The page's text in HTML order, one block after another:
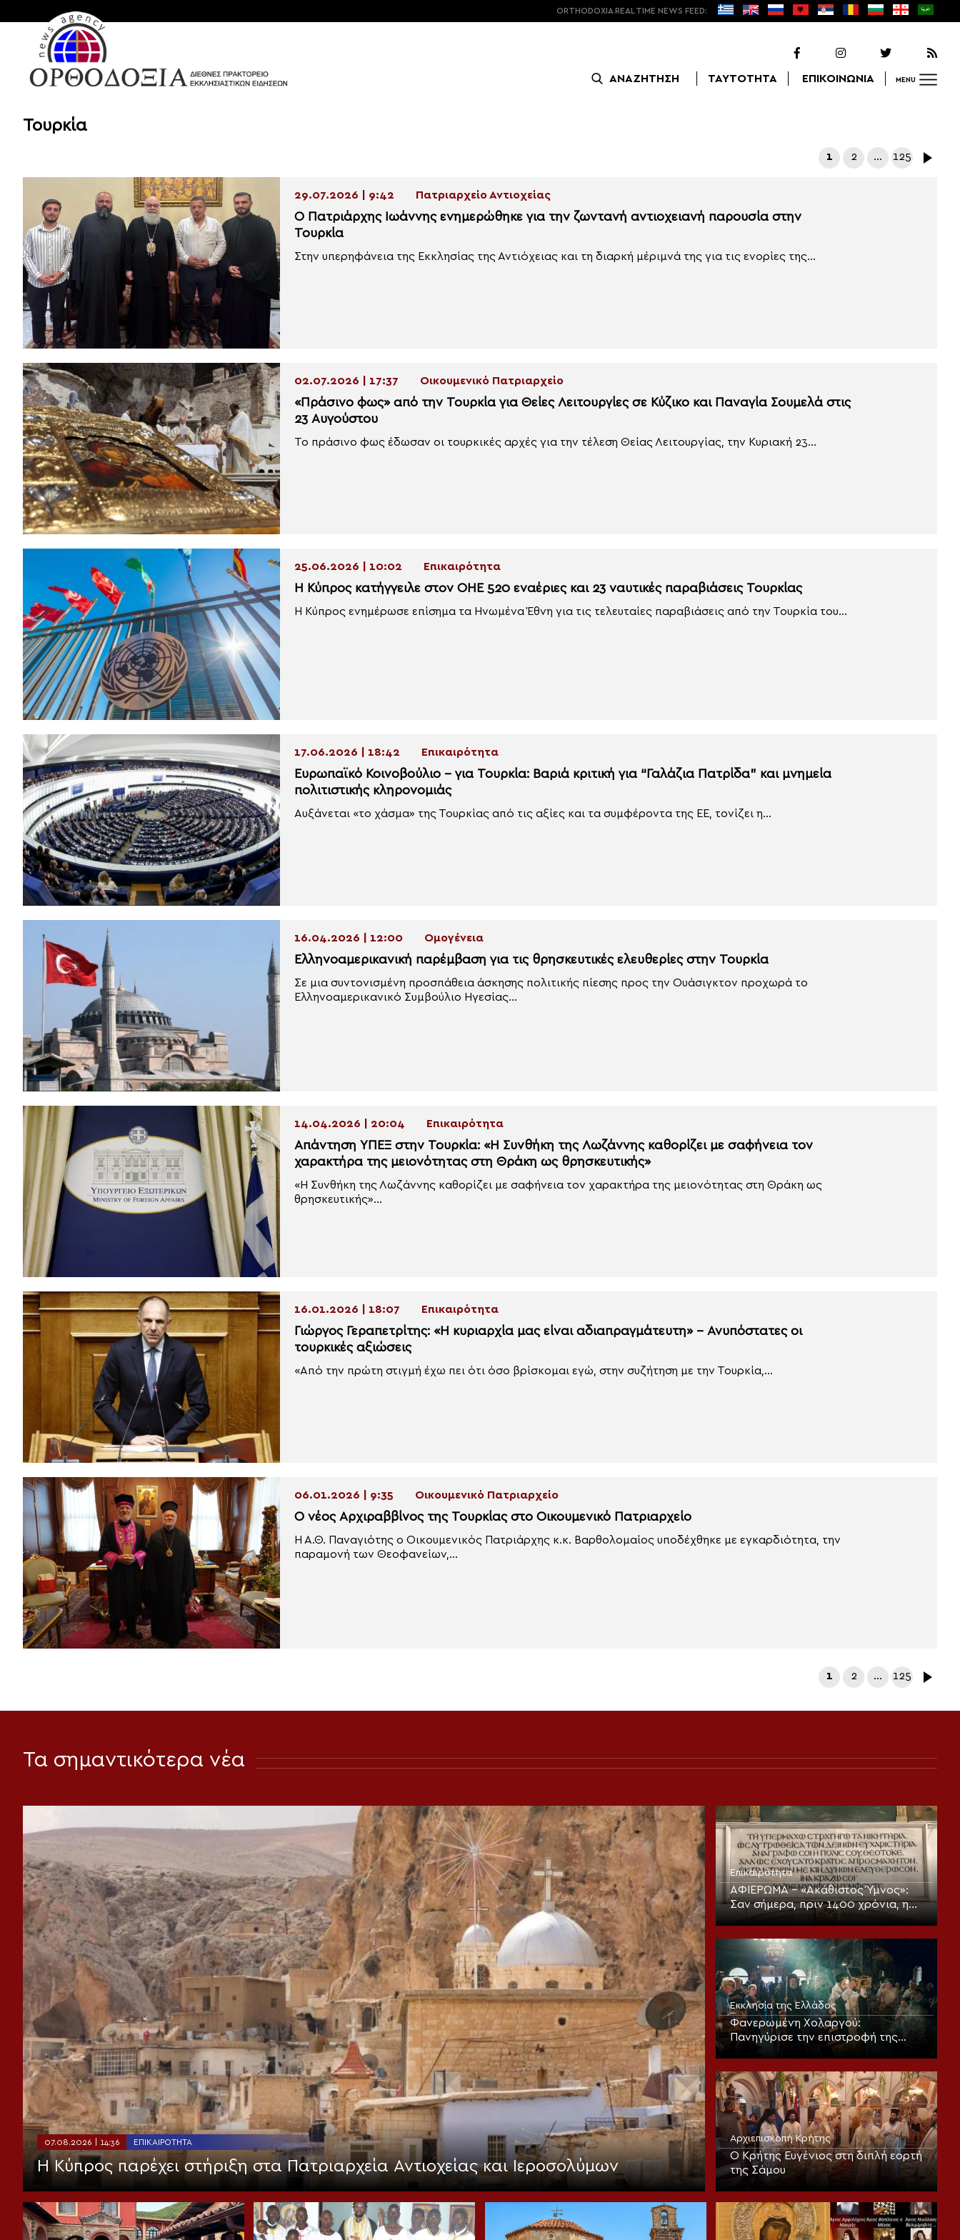
ORTHODOXIA REAL TIME NEWS FEED:
ΑΝΑΖΗΤΗΣΗ ΤΑΥΤΟΤΗΤΑ ΕΠΙΚΟΙΝΩΝΙΑ MENU
Τουρκία
1 2 … 125
29.07.2026 | 9:42 Πατριαρχείο Αντιοχείας
Ο Πατριάρχης Ιωάννης ενημερώθηκε για την ζωντανή αντιοχειανή παρουσία στην
Τουρκία
Στην υπερηφάνεια της Εκκλησίας της Αντιόχειας και τη διαρκή μέριμνά της για τις ενορίες της...
02.07.2026 | 17:37 Οικουμενικό Πατριαρχείο
«Πράσινο φως» από την Τουρκία για Θείες Λειτουργίες σε Κύζικο και Παναγία Σουμελά στις
23 Αυγούστου
Το πράσινο φως έδωσαν οι τουρκικές αρχές για την τέλεση Θείας Λειτουργίας, την Κυριακή 23...
25.06.2026 | 10:02 Επικαιρότητα
Η Κύπρος κατήγγειλε στον ΟΗΕ 520 εναέριες και 23 ναυτικές παραβιάσεις Τουρκίας
Η Κύπρος ενημέρωσε επίσημα τα Ηνωμένα Έθνη για τις τελευταίες παραβιάσεις από την Τουρκία του...
17.06.2026 | 18:42 Επικαιρότητα
Ευρωπαϊκό Κοινοβούλιο – για Τουρκία: Βαριά κριτική για “Γαλάζια Πατρίδα” και μνημεία
πολιτιστικής κληρονομιάς
Αυξάνεται «το χάσμα» της Τουρκίας από τις αξίες και τα συμφέροντα της ΕΕ, τονίζει η...
16.04.2026 | 12:00 Ομογένεια
Ελληνοαμερικανική παρέμβαση για τις θρησκευτικές ελευθερίες στην Τουρκία
Σε μια συντονισμένη προσπάθεια άσκησης πολιτικής πίεσης προς την Ουάσιγκτον προχωρά το
Ελληνοαμερικανικό Συμβούλιο Ηγεσίας...
14.04.2026 | 20:04 Επικαιρότητα
Απάντηση ΥΠΕΞ στην Τουρκία: «Η Συνθήκη της Λωζάννης καθορίζει με σαφήνεια τον
χαρακτήρα της μειονότητας στη Θράκη ως θρησκευτικής»
«Η Συνθήκη της Λωζάννης καθορίζει με σαφήνεια τον χαρακτήρα της μειονότητας στη Θράκη ως
θρησκευτικής»...
16.01.2026 | 18:07 Επικαιρότητα
Γιώργος Γεραπετρίτης: «Η κυριαρχία μας είναι αδιαπραγμάτευτη» – Ανυπόστατες οι
τουρκικές αξιώσεις
«Από την πρώτη στιγμή έχω πει ότι όσο βρίσκομαι εγώ, στην συζήτηση με την Τουρκία,...
06.01.2026 | 9:35 Οικουμενικό Πατριαρχείο
O νέος Αρχιραββίνος της Τουρκίας στο Οικουμενικό Πατριαρχείο
Η Α.Θ. Παναγιότης ο Οικουμενικός Πατριάρχης κ.κ. Βαρθολομαίος υποδέχθηκε με εγκαρδιότητα, την
παραμονή των Θεοφανείων,...
1 2 … 125
Τα σημαντικότερα νέα
07.08.2026 | 14:36 ΕΠΙΚΑΙΡΌΤΗΤΑ
Η Κύπρος παρέχει στήριξη στα Πατριαρχεία Αντιοχείας και Ιεροσολύμων
Επικαιρότητα
ΑΦΙΕΡΩΜΑ – «Ακάθιστος Ύμνος»:
Σαν σήμερα, πριν 1400 χρόνια, η
πρώτη ψαλμώδηση της
Εκκλησίας
Εκκλησία της Ελλάδος
Φανερωμένη Χολαργού:
Πανηγύρισε την επιστροφή της
παλαιάς ιεράς Λειψανοθήκης –
Επισκόπου Χριστουπόλεως
Αρχιεπισκοπή Κρήτης
Ο Κρήτης Ευγένιος στη διπλή εορτή
της Σάμου